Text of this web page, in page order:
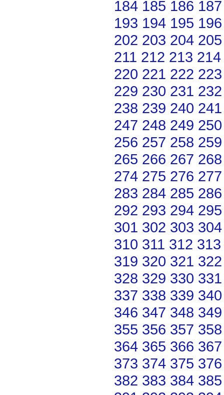
184 185 186 187
193 194 195 196
202 203 204 205
211 212 213 214
220 221 222 223
229 230 231 232
238 239 240 241
247 248 249 250
256 257 258 259
265 266 267 268
274 275 276 277
283 284 285 286
292 293 294 295
301 302 303 304
310 311 312 313
319 320 321 322
328 329 330 331
337 338 339 340
346 347 348 349
355 356 357 358
364 365 366 367
373 374 375 376
382 383 384 385